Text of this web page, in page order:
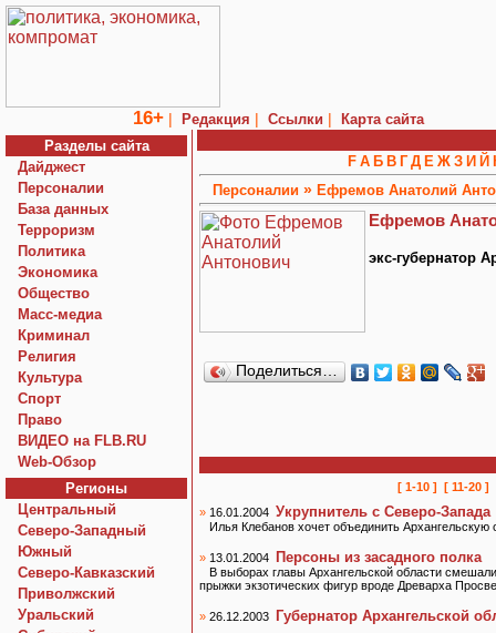
16+ | Редакция | Ссылки |
Карта сайта
Разделы сайта
Дайджест
Персоналии
База данных
Терроризм
Политика
Экономика
Общество
Macc-медиа
Криминал
Религия
Культура
Спорт
Право
ВИДЕО на FLB.RU
Web-Обзор
Регионы
Центральный
Северо-Западный
Южный
Северо-Кавказский
Приволжский
Уральский
F А Б В Г Д Е Ж З И Й
Персоналии » Ефремов Анатолий
Ефремов
экс-губернатор
Поделиться…
[ 1-10 ] [ 11-20 ]
» 16.01.2004 Укрупнитель с Северо-Запада
Илья Клебанов хочет объединить Архангельскую
» 13.01.2004 Персоны из засадного полка
В выборах главы Архангельской области
прыжки экзотических фигур вроде Древарха
» 26.12.2003 Губернатор Архангельской